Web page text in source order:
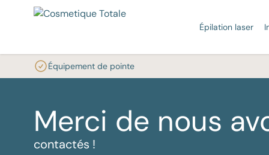
Épilation laser
ÉPILATION LASER DÉFINITIVE
Épilation définitive du maillot
Épilation définitive pour hommes
Épilation transgenre
INJECTABLES
Skinboosters
Tarifs des injectables
TRAITEMENTS AU LASER
Traitement de l'acné
Effacement de tatouage au laser
Élimination des taches
PLUS D'INFORMATIONS SUR
Taches pigmentaires
Poils indésirables
Cicatrices
Mycose
INFORMATIONS
Nos experts de la peau
CT Academy
Nos résultats
Blog
Recrutement
NOS TRAITEMENTS EN
Équipement de pointe
Merci de nous
contactés !